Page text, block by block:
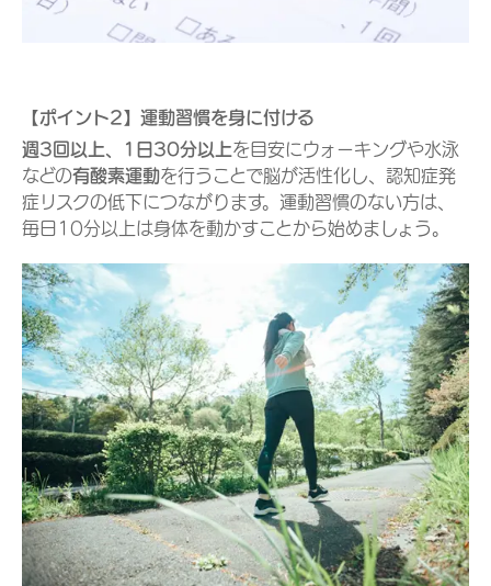
【ポイント2】運動習慣を身に付ける
週3回以上、1日30分以上を目安にウォーキングや水泳
などの有酸素運動を行うことで脳が活性化し、認知症発
症リスクの低下につながります。運動習慣のない方は、
毎日10分以上は身体を動かすことから始めましょう。